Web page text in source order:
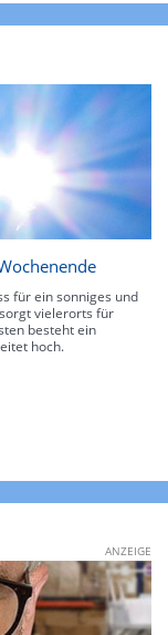
für ein sonniges und
vielerorts für
besteht ein
hoch.
ANZEIGE